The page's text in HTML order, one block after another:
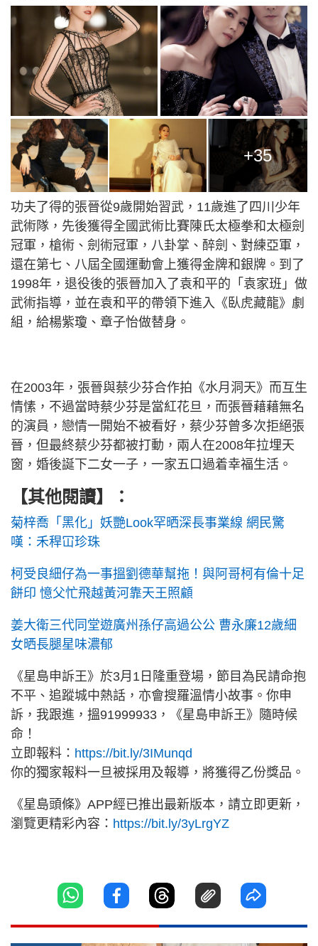
+35
功夫了得的張晉從9歲開始習武，11歲進了四川少年
武術隊，先後獲得全國武術比賽陳氏太極拳和太極劍
冠軍，槍術、劍術冠軍，八卦掌、醉劍、對練亞軍，
還在第七、八屆全國運動會上獲得金牌和銀牌。到了
1998年，退役後的張晉加入了袁和平的「袁家班」做
武術指導，並在袁和平的帶領下進入《臥虎藏龍》劇
組，給楊紫瓊、章子怡做替身。
在2003年，張晉與蔡少芬合作拍《水月洞天》而互生
情愫，不過當時蔡少芬是當紅花旦，而張晉藉藉無名
的演員，戀情一開始不被看好，蔡少芬曾多次拒絕張
晉，但最終蔡少芬都被打動，兩人在2008年拉埋天
窗，婚後誕下二女一子，一家五口過着幸福生活。
【其他閱讀】：
菊梓喬「黑化」妖艷Look罕晒深長事業線 網民驚
嘆：禾稈冚珍珠
柯受良細仔為一事搵劉德華幫拖！與阿哥柯有倫十足
餅印 憶父忙飛越黃河靠天王照顧
姜大衛三代同堂遊廣州孫仔高過公公 曹永廉12歲細
女晒長腿星味濃郁
《星島申訴王》於3月1日隆重登場，節目為民請命抱
不平、追蹤城中熱話，亦會搜羅溫情小故事。你申
訴，我跟進，搵91999933，《星島申訴王》隨時候
命！
立即報料： https://bit.ly/3IMunqd
你的獨家報料一旦被採用及報導，將獲得乙份獎品。
《星島頭條》APP經已推出最新版本，請立即更新，
瀏覽更精彩內容： https://bit.ly/3yLrgYZ